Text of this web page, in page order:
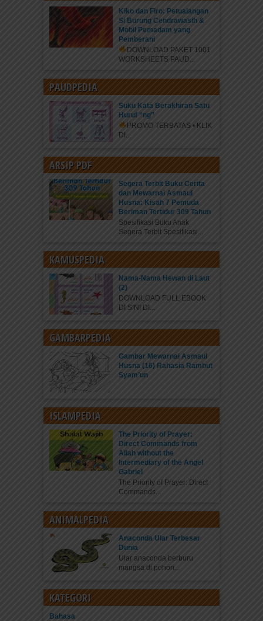
Kiko dan Firo: Petualangan
Si Burung Cendrawasih &
Mobil Pemadam yang
Pemberani
DOWNLOAD PAKET 1001
WORKSHEETS PAUD...
PAUDPEDIA
Suku Kata Berakhiran Satu
Huruf “ng”
PROMO TERBATAS • KLIK
DI...
ARSIP PDF
Segera Terbit Buku Cerita
dan Mewarnai Asmaul
Husna: Kisah 7 Pemuda
Beriman Tertidur 309 Tahun
Spesifikasi Buku Anak
Segera Terbit Spesifikasi...
KAMUSPEDIA
Nama-Nama Hewan di Laut
(2)
DOWNLOAD FULL EBOOK
DI SINI DI...
GAMBARPEDIA
Gambar Mewarnai Asmaul
Husna (16) Rahasia Rambut
Syam’un
ISLAMPEDIA
The Priority of Prayer:
Direct Commands from
Allah without the
Intermediary of the Angel
Gabriel
The Priority of Prayer: Direct
Commands...
ANIMALPEDIA
Anaconda Ular Terbesar
Dunia
Ular anaconda berburu
mangsa di pohon...
KATEGORI
Bahasa